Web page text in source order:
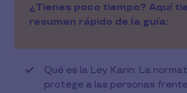
¿Tienes poco tiempo? Aquí
resumen rápido de la guía:
Qué es la Ley Karin: La
protege a las personas